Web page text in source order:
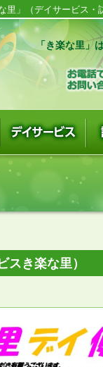
里」（デイサービス
「き楽な里」
き楽な里）